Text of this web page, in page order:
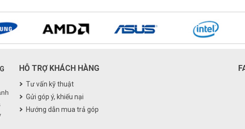
HỖ TRỢ KHÁCH HÀNG
Tư vấn kỹ thuật
Gửi góp ý, khiếu nại
Hướng dẫn mua trả góp